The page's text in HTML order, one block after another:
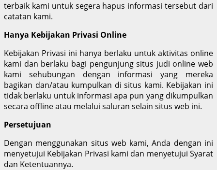
terbaik kami untuk segera hapus informasi tersebut dari
catatan kami.
Hanya Kebijakan Privasi Online
Kebijakan Privasi ini hanya berlaku untuk aktivitas online
kami dan berlaku bagi pengunjung situs judi online web
kami sehubungan dengan informasi yang mereka
bagikan dan/atau kumpulkan di situs kami. Kebijakan ini
tidak berlaku untuk informasi apa pun yang dikumpulkan
secara offline atau melalui saluran selain situs web ini.
Persetujuan
Dengan menggunakan situs web kami, Anda dengan ini
menyetujui Kebijakan Privasi kami dan menyetujui Syarat
dan Ketentuannya.